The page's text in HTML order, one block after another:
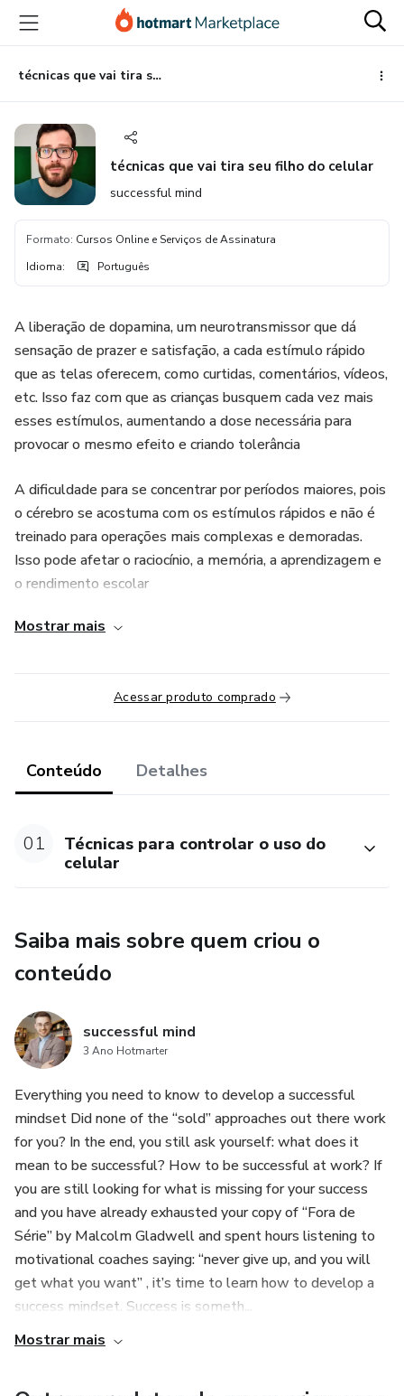
para
conteúdo
principal
para
pagamento
para
rodapé
técnicas que vai tira seu filho do celular
técnicas que vai tira seu filho do celular
successful mind
Formato: Cursos Online e Serviços de Assinatura
Idioma: Português
A liberação de dopamina, um neurotransmissor que dá
sensação de prazer e satisfação, a cada estímulo rápido
que as telas oferecem, como curtidas, comentários, vídeos,
etc. Isso faz com que as crianças busquem cada vez mais
esses estímulos, aumentando a dose necessária para
provocar o mesmo efeito e criando tolerância
A dificuldade para se concentrar por períodos maiores, pois
o cérebro se acostuma com os estímulos rápidos e não é
treinado para operações mais complexas e demoradas.
Isso pode afetar o raciocínio, a memória, a aprendizagem e
o rendimento escolar
Mostrar mais
Acessar produto comprado
Conteúdo Detalhes
01
Técnicas para controlar o uso do
celular
Saiba mais sobre quem criou o
conteúdo
successful mind
3 Ano Hotmarter
Everything you need to know to develop a successful
mindset Did none of the “sold” approaches out there work
for you? In the end, you still ask yourself: what does it
mean to be successful? How to be successful at work? If
you are still looking for what is missing for your success
and you have already exhausted your copy of “Fora de
Série” by Malcolm Gladwell and spent hours listening to
motivational coaches saying: “never give up, and you will
get what you want” , it’s time to learn how to develop a
success mindset. Success is someth...
Mostrar mais